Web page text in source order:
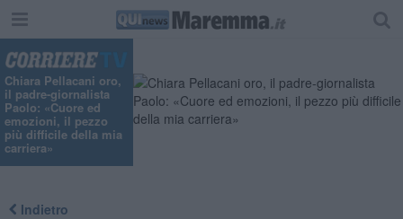
Chiara Pellacani oro,
il padre-giornalista
Paolo: «Cuore ed
emozioni, il pezzo
più difficile della mia
carriera»
Indietro